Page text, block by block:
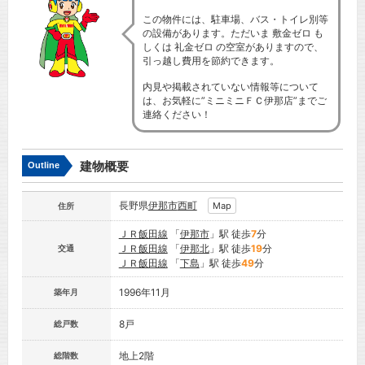
この物件には、駐車場、バス・トイレ別等
の設備があります。ただいま 敷金ゼロ も
しくは 礼金ゼロ の空室がありますので、
引っ越し費用を節約できます。
内見や掲載されていない情報等について
は、お気軽に”ミニミニＦＣ伊那店”までご
連絡ください！
Outline 建物概要
住所 長野県伊那市西町 Map
交通
ＪＲ飯田線 「伊那市」駅 徒歩7分
ＪＲ飯田線 「伊那北」駅 徒歩19分
ＪＲ飯田線 「下島 」駅 徒歩49分
築年月 1996年11月
総戸数 8戸
総階数 地上2階